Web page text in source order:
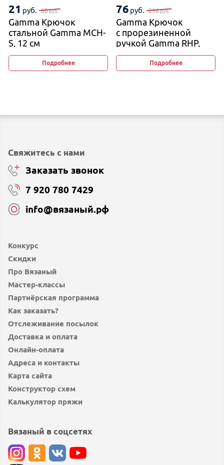
21 руб. 60руб.
Gamma Крючок
стальной Gamma MCH-
S, 12 см
Подробнее
76 руб. 216руб.
Gamma Крючок
с прорезиненной
ручкой Gamma RHP,
16 см
Подробнее
Конкурс
Скидки
Про Вязаный
Мастер-классы
Партнёрская программа
Как заказать?
Отслеживание посылок
Доставка и оплата
Онлайн-оплата
Адреса и контакты
Карта сайта
Конструктор схем
Калькулятор пряжи
Свяжитесь с нами
Заказать звонок
7 920 780 7429
info@вязаный.рф
Вязаный в соцсетях